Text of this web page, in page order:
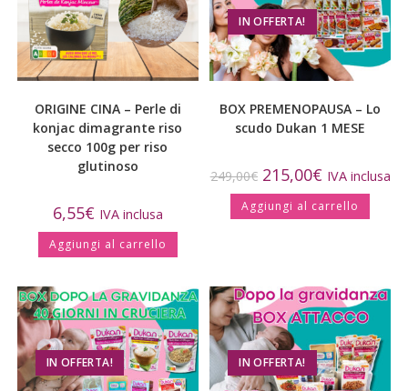
ORIGINE CINA – Perle di
konjac dimagrante riso
secco 100g per riso
glutinoso
6,55€ IVA inclusa
Aggiungi al carrello
IN OFFERTA!
BOX PREMENOPAUSA – Lo
scudo Dukan 1 MESE
249,00€ 215,00€ IVA inclusa
Aggiungi al carrello
IN OFFERTA! IN OFFERTA!